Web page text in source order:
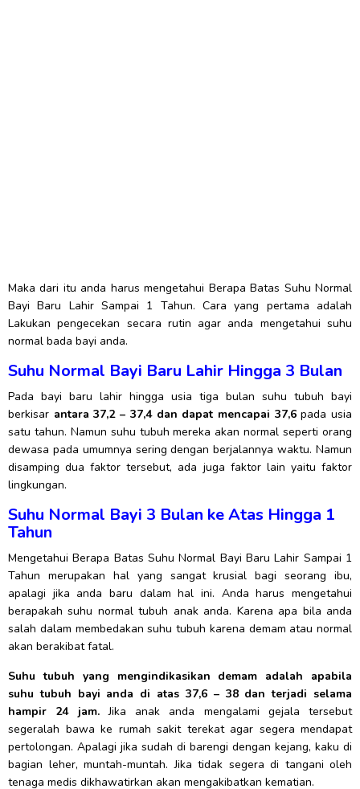
Maka dari itu anda harus mengetahui Berapa Batas Suhu Normal
Bayi Baru Lahir Sampai 1 Tahun. Cara yang pertama adalah
Lakukan pengecekan secara rutin agar anda mengetahui suhu
normal bada bayi anda.
Suhu Normal Bayi Baru Lahir Hingga 3 Bulan
Pada bayi baru lahir hingga usia tiga bulan suhu tubuh bayi
berkisar antara 37,2 – 37,4 dan dapat mencapai 37,6pada usia
satu tahun. Namun suhu tubuh mereka akan normal seperti orang
dewasa pada umumnya sering dengan berjalannya waktu. Namun
disamping dua faktor tersebut, ada juga faktor lain yaitu faktor
lingkungan.
Suhu Normal Bayi 3 Bulan ke Atas Hingga 1
Tahun
Mengetahui Berapa Batas Suhu Normal Bayi Baru Lahir Sampai 1
Tahun merupakan hal yang sangat krusial bagi seorang ibu,
apalagi jika anda baru dalam hal ini. Anda harus mengetahui
berapakah suhu normal tubuh anak anda. Karena apa bila anda
salah dalam membedakan suhu tubuh karena demam atau normal
akan berakibat fatal.
Suhu tubuh yang mengindikasikan demam adalah apabila
suhu tubuh bayi anda di atas 37,6 – 38 dan terjadi selama
hampir 24 jam.Jika anak anda mengalami gejala tersebut
segeralah bawa ke rumah sakit terekat agar segera mendapat
pertolongan. Apalagi jika sudah di barengi dengan kejang, kaku di
bagian leher, muntah-muntah. Jika tidak segera di tangani oleh
tenaga medis dikhawatirkan akan mengakibatkan kematian.